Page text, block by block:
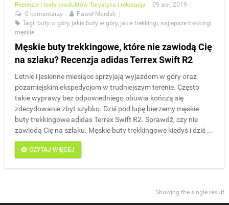
Recenzje i testy produktów Turystyka i rekreacja | 09 sie , 2019 |
0 komentarzy | Paweł Mordak |
Tagi: buty w góry, jakie buty w góry, jakie trekkingi najlepsze trekkingi
męskie
Męskie buty trekkingowe, które nie zawiodą Cię
na szlaku? Recenzja adidas Terrex Swift R2
Letnie i jesienne miesiące sprzyjają wyjazdom w góry oraz
pozamiejskim ekspedycjom w trudniejszym terenie. Często
takie wyprawy bez odpowiedniego obuwia kończą się
zdecydowanie zbyt szybko. Dziś pod lupę bierzemy męskie
buty trekkingowe adidas Terrex Swift R2. Sprawdź, czy nie
zawiodą Cię na szlaku. Męskie buty trekkingowe kiedyś i dziś ...
CZYTAJ WIĘCEJ
Showing the single result